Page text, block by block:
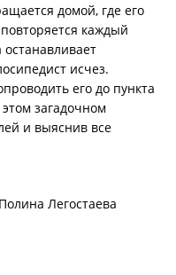
домой, где его
каждый
исчез.
его до пункта
загадочном
и выяснив все
Легостаева